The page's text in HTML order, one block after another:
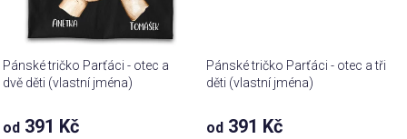
Pánské tričko Parťáci - otec a
dvě děti (vlastní jména)
od 391 Kč
Pánské tričko Parťáci - otec a tři
děti (vlastní jména)
od 391 Kč